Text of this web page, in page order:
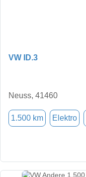
VW ID.3
Neuss, 41460
1.500 km Elektro